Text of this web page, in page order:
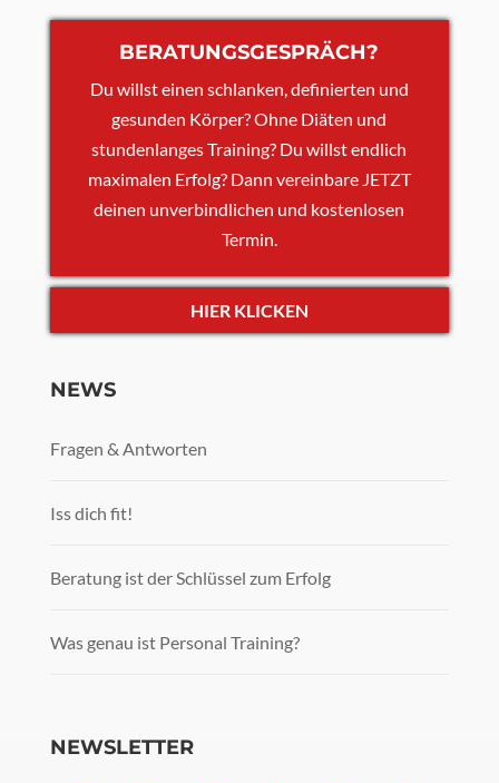
BERATUNGSGESPRÄCH?
Du willst einen schlanken, definierten und
gesunden Körper? Ohne Diäten und
stundenlanges Training? Du willst endlich
maximalen Erfolg? Dann vereinbare JETZT
deinen unverbindlichen und kostenlosen
Termin.
HIER KLICKEN
NEWS
Fragen & Antworten
Iss dich fit!
Beratung ist der Schlüssel zum Erfolg
Was genau ist Personal Training?
NEWSLETTER